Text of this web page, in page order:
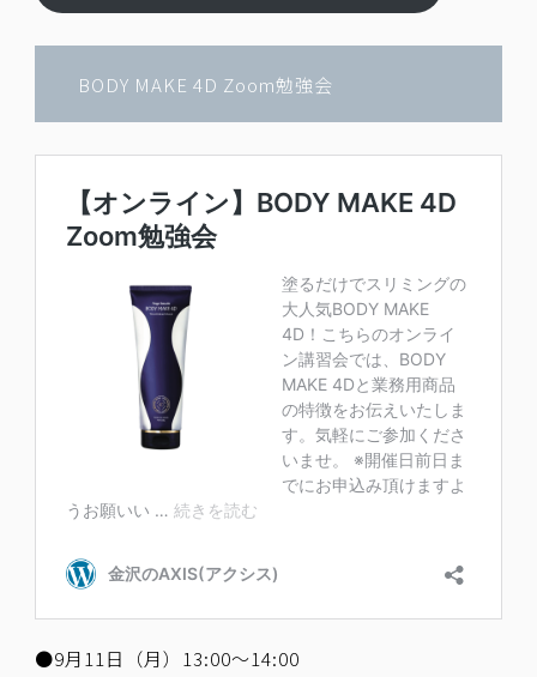
BODY MAKE 4D Zoom勉強会
●9月11日（月）13:00～14:00